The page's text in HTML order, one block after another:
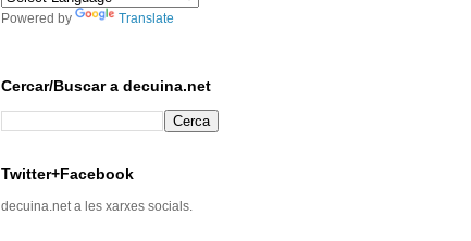
Powered by Translate
Cercar/Buscar a decuina.net
Twitter+Facebook
decuina.net a les xarxes socials.